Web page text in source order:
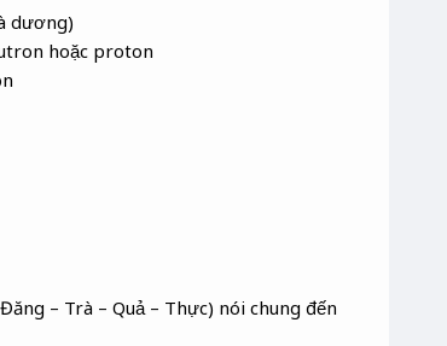
dương)
hoặc proton
– Trà – Quả – Thực) nói chung đến